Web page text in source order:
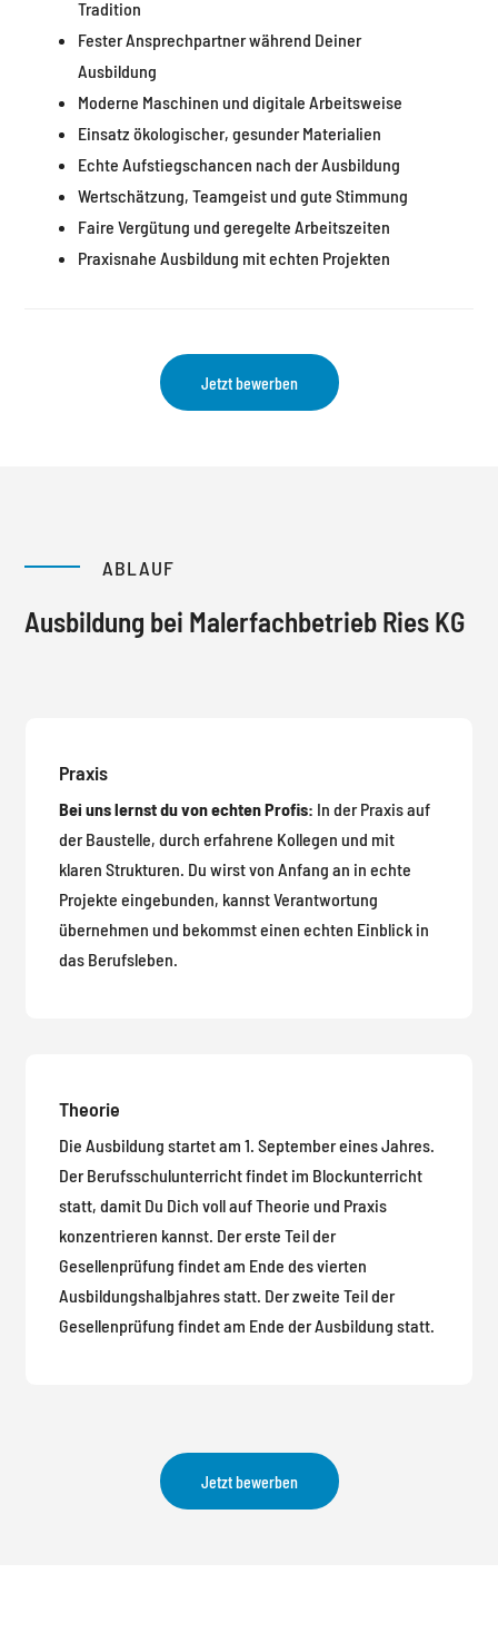
Tradition
Fester Ansprechpartner während Deiner
Ausbildung
Moderne Maschinen und digitale Arbeitsweise
Einsatz ökologischer, gesunder Materialien
Echte Aufstiegschancen nach der Ausbildung
Wertschätzung, Teamgeist und gute Stimmung
Faire Vergütung und geregelte Arbeitszeiten
Praxisnahe Ausbildung mit echten Projekten
Jetzt bewerben
ABLAUF
Ausbildung bei Malerfach­betrieb Ries KG
Praxis
Bei uns lernst du von echten Profis: In der Praxis auf
der Baustelle, durch erfahrene Kollegen und mit
klaren Strukturen. Du wirst von Anfang an in echte
Projekte eingebunden, kannst Verantwortung
übernehmen und bekommst einen echten Einblick in
das Berufsleben.
Theorie
Die Ausbildung startet am 1. September eines Jahres.
Der Berufsschulunterricht findet im Blockunterricht
statt, damit Du Dich voll auf Theorie und Praxis
konzentrieren kannst. Der erste Teil der
Gesellenprüfung findet am Ende des vierten
Ausbildungshalbjahres statt. Der zweite Teil der
Gesellenprüfung findet am Ende der Ausbildung statt.
Jetzt bewerben